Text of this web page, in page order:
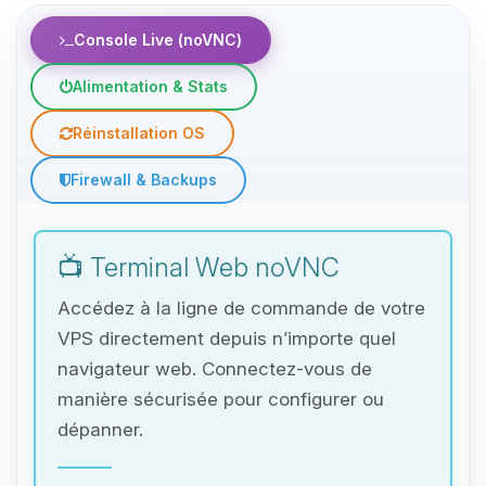
Console Live (noVNC)
Alimentation & Stats
Réinstallation OS
Firewall & Backups
📺 Terminal Web noVNC
Accédez à la ligne de commande de votre
VPS directement depuis n’importe quel
navigateur web. Connectez-vous de
manière sécurisée pour configurer ou
dépanner.